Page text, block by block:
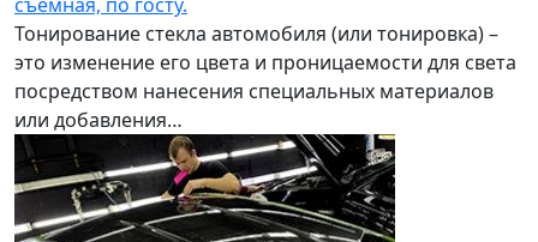
Тонирование стекла автомобиля (или тонировка) –
это изменение его цвета и проницаемости для света
посредством нанесения специальных материалов
или добавления…